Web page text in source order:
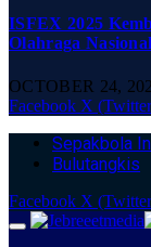
ISFEX 2025
Olahraga Nasional
OCTOBER 24,
Facebook X
Sepakbola
Bulutangkis
Facebook X